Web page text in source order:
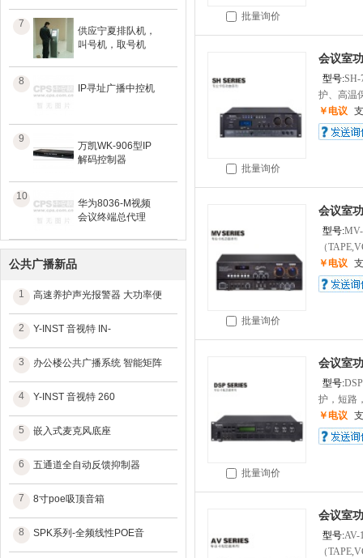
7
供应宁夏排队机，
叫号机，取号机
8
IP寻址广播中控机
9
万凯WK-906型IP
解码控制器
10
华为8036-M视频
会议终端总代理
公共广播新品
1 高速养护声光报警器 大功率便
2 Y-INST 音视特 IN-
3 办公楼公共广播系统 智能矩阵
4 Y-INST 音视特 260
5 嵌入式麦克风底座
6 五通道全自动反馈抑制器
7 8寸poe吸顶音箱
8 SPK系列-全频线性POE音
批量询价
批量询价
会议室
型号:SH-
护、高温
￥电议
批量询价
会议室
型号:
（
￥电议
批量询价
会议室
型号:
护，短路
￥电议
会议室
型号:AV-
（